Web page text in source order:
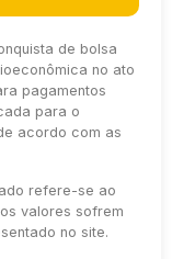
de bolsa
no ato
pagamentos
para o
acordo com as
refere-se ao
valores sofrem
no site.